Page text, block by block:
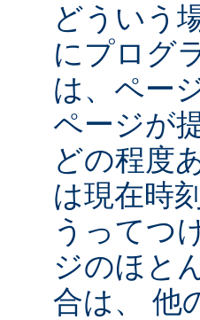
どういう
にプログ
は、ペー
ページが
どの程度
は現在時
うってつ
ジのほと
合は、 他